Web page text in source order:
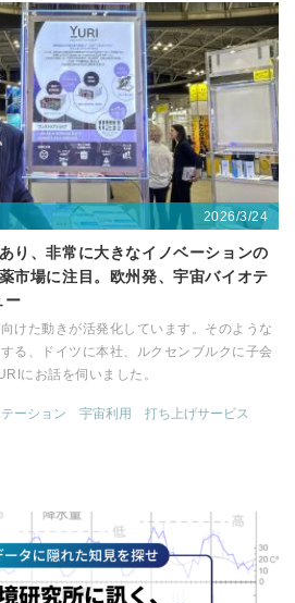
2026/3/24
り、非常に大きなイノベーションの
市場に注目。欧州発、宇宙バイオテ
ー
けた動きが活発化しています。そのような
る、ドイツに本社、ルクセンブルクに子会
にお話を伺いました。
ーション 宇宙利用
打ち上げサービス